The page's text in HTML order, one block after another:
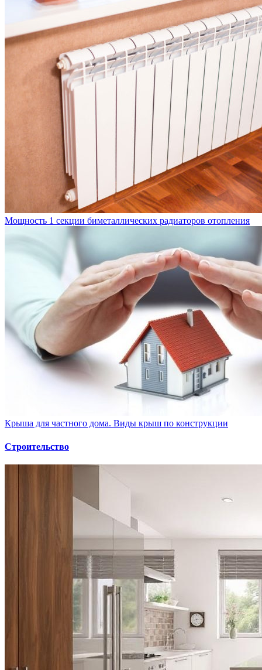
Мощность 1 секции биметаллических радиаторов отопления
Крыша для частного дома. Виды крыш по конструкции
Строительство